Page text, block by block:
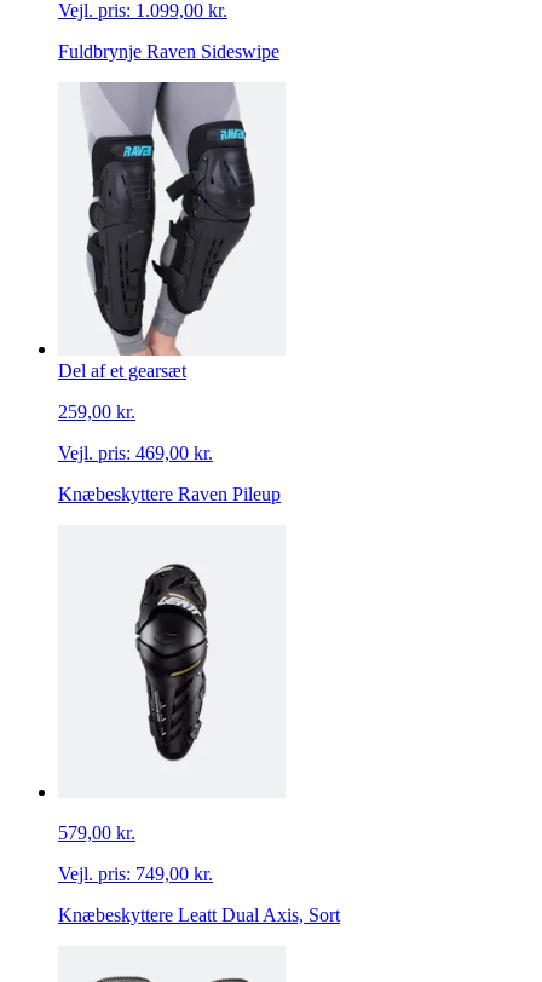
Vejl. pris: 1.099,00 kr.
Fuldbrynje Raven Sideswipe
Del af et gearsæt
259,00 kr.
Vejl. pris: 469,00 kr.
Knæbeskyttere Raven Pileup
579,00 kr.
Vejl. pris: 749,00 kr.
Knæbeskyttere Leatt Dual Axis, Sort